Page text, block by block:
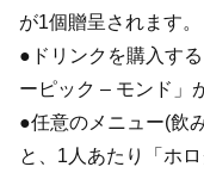
が1個贈呈されます。
●ドリンクを購入す
ーピック – モンド」
●任意のメニュー(飲
と、1人あたり「ホ